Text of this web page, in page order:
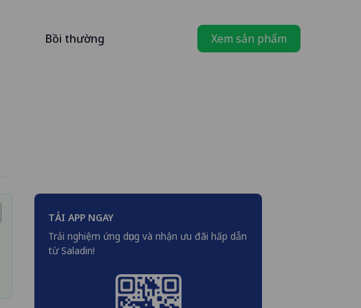
Bồi thường Xem sản phẩm
TẢI APP NGAY
Trải nghiệm ứng dụng và nhận ưu đãi hấp dẫn
từ Saladin!